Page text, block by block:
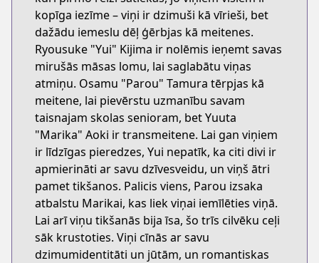
kopīga iezīme – viņi ir dzimuši kā vīrieši, bet
dažādu iemeslu dēļ ģērbjas kā meitenes.
Ryousuke "Yui" Kijima ir nolēmis ieņemt savas
mirušās māsas lomu, lai saglabātu viņas
atmiņu. Osamu "Parou" Tamura tērpjas kā
meitene, lai pievērstu uzmanību savam
taisnajam skolas senioram, bet Yuuta
"Marika" Aoki ir transmeitene. Lai gan viņiem
ir līdzīgas pieredzes, Yui nepatīk, ka citi divi ir
apmierināti ar savu dzīvesveidu, un viņš ātri
pamet tikšanos. Palicis viens, Parou izsaka
atbalstu Marikai, kas liek viņai iemīlēties viņā.
Lai arī viņu tikšanās bija īsa, šo trīs cilvēku ceļi
sāk krustoties. Viņi cīnās ar savu
dzimumidentitāti un jūtām, un romantiskas